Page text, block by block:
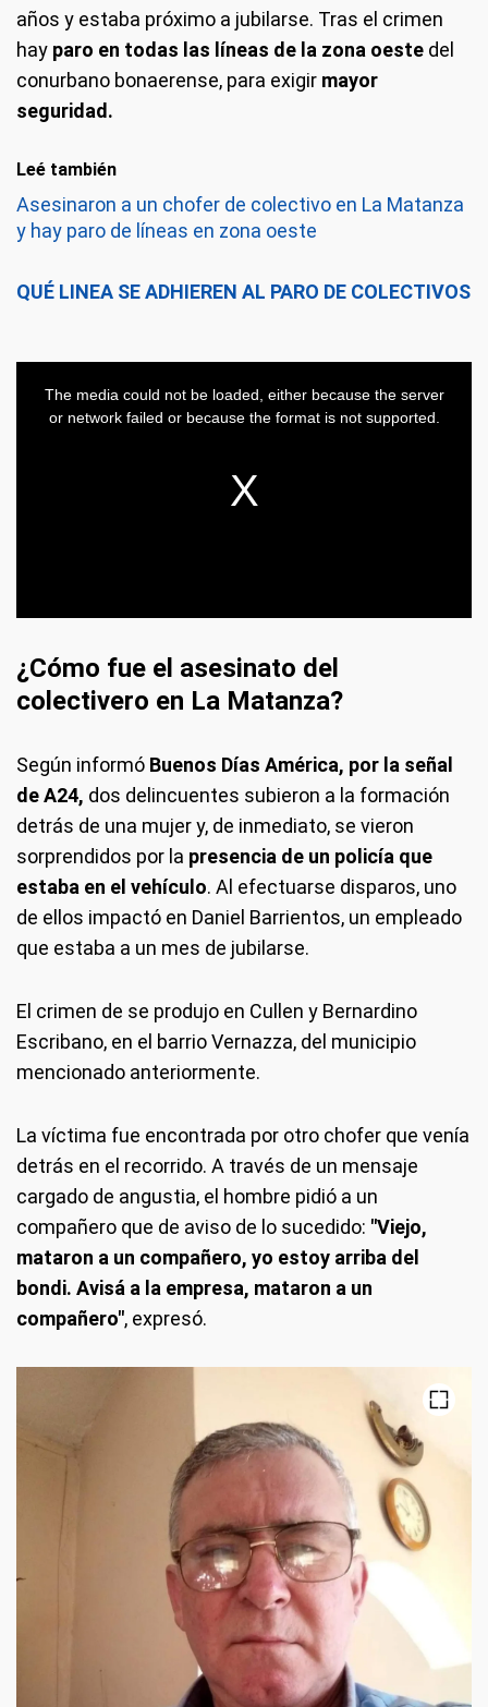
años y estaba próximo a jubilarse. Tras el crimen
hay paro en todas las líneas de la zona oeste del
conurbano bonaerense, para exigir mayor
seguridad.
Leé también
Asesinaron a un chofer de colectivo en La Matanza
y hay paro de líneas en zona oeste
QUÉ LINEA SE ADHIEREN AL PARO DE COLECTIVOS
¿Cómo fue el asesinato del
colectivero en La Matanza?
Según informó Buenos Días América, por la señal
de A24, dos delincuentes subieron a la formación
detrás de una mujer y, de inmediato, se vieron
sorprendidos por la presencia de un policía que
estaba en el vehículo. Al efectuarse disparos, uno
de ellos impactó en Daniel Barrientos, un empleado
que estaba a un mes de jubilarse.
El crimen de se produjo en Cullen y Bernardino
Escribano, en el barrio Vernazza, del municipio
mencionado anteriormente.
La víctima fue encontrada por otro chofer que venía
detrás en el recorrido. A través de un mensaje
cargado de angustia, el hombre pidió a un
compañero que de aviso de lo sucedido: "Viejo,
mataron a un compañero, yo estoy arriba del
bondi. Avisá a la empresa, mataron a un
compañero", expresó.